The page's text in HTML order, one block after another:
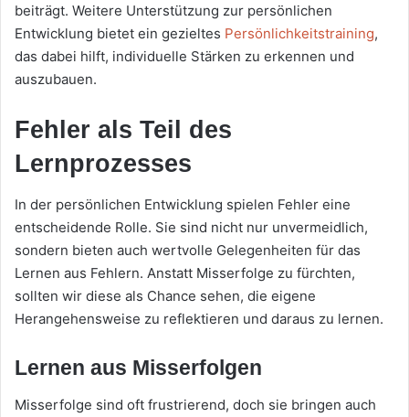
beiträgt. Weitere Unterstützung zur persönlichen
Entwicklung bietet ein gezieltes Persönlichkeitstraining,
das dabei hilft, individuelle Stärken zu erkennen und
auszubauen.
Fehler als Teil des
Lernprozesses
In der persönlichen Entwicklung spielen Fehler eine
entscheidende Rolle. Sie sind nicht nur unvermeidlich,
sondern bieten auch wertvolle Gelegenheiten für das
Lernen aus Fehlern. Anstatt Misserfolge zu fürchten,
sollten wir diese als Chance sehen, die eigene
Herangehensweise zu reflektieren und daraus zu lernen.
Lernen aus Misserfolgen
Misserfolge sind oft frustrierend, doch sie bringen auch